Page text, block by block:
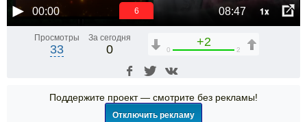
00:00 08:47 1x
6
Просмотры
33
За сегодня
0
+2
0 2
Поддержите проект — смотрите без рекламы!
Отключить рекламу